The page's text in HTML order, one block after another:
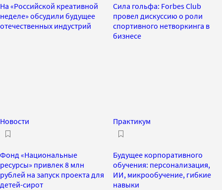
На «Российской креативной
неделе» обсудили будущее
отечественных индустрий
Сила гольфа: Forbes Club
провел дискуссию о роли
спортивного нетворкинга в
бизнесе
Новости
Фонд «Национальные
ресурсы» привлек 8 млн
рублей на запуск проекта для
детей-сирот
Практикум
Будущее корпоративного
обучения: персонализация,
ИИ, микрообучение, гибкие
навыки